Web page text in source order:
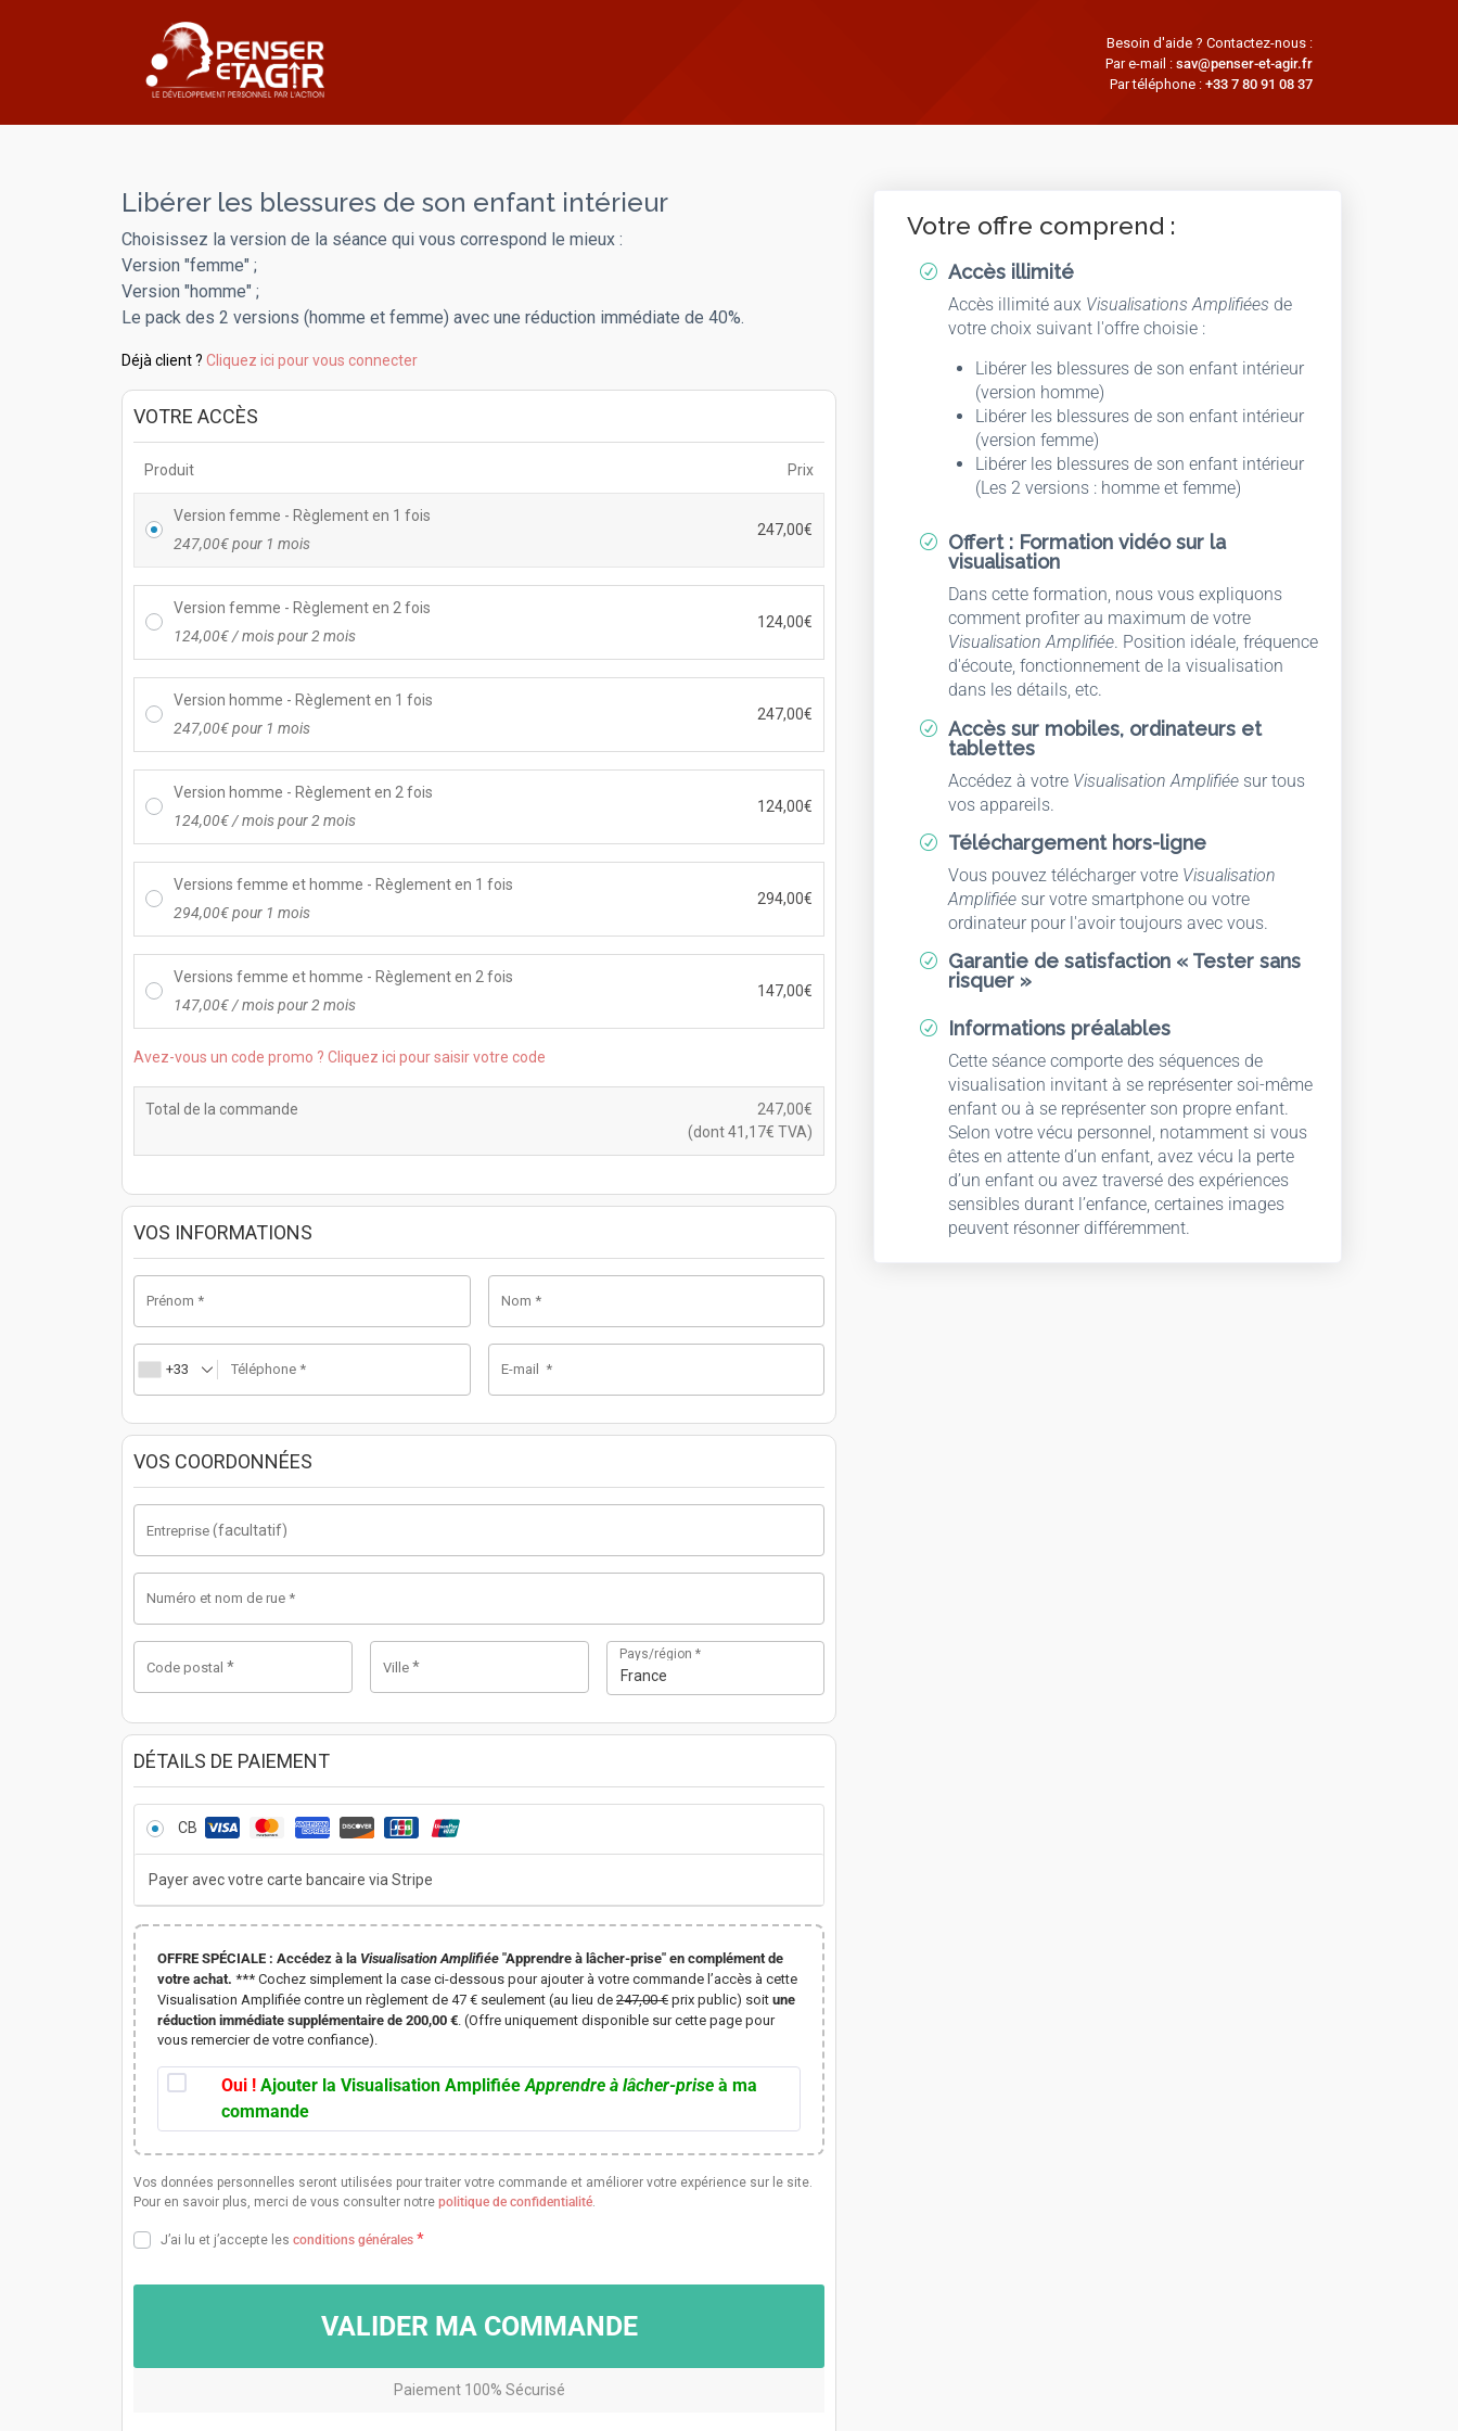
Besoin d'aide ? Contactez-nous :
Par e-mail : sav@penser-et-agir.fr
Par téléphone : +33 7 80 91 08 37
Libérer les blessures de son enfant intérieur
Choisissez la version de la séance qui vous correspond le mieux :
Version "femme" ;
Version "homme" ;
Le pack des 2 versions (homme et femme) avec une réduction immédiate de 40%.
Déjà client ? Cliquez ici pour vous connecter
VOTRE ACCÈS
Produit Prix
Version femme - Règlement en 1 fois
247,00€pour 1 mois
247,00€
Version femme - Règlement en 2 fois
124,00€/ mois pour 2 mois
124,00€
Version homme - Règlement en 1 fois
247,00€pour 1 mois
247,00€
Version homme - Règlement en 2 fois
124,00€/ mois pour 2 mois
124,00€
Versions femme et homme - Règlement en 1 fois
294,00€pour 1 mois
294,00€
Versions femme et homme - Règlement en 2 fois
147,00€/ mois pour 2 mois
147,00€
Avez-vous un code promo ? Cliquez ici pour saisir votre code
Total de la commande 247,00€
(dont41,17€ TVA)
VOS INFORMATIONS
Prénom * Nom *
Téléphone *
+33 E-mail *
VOS COORDONNÉES
Entreprise (facultatif)
Numéro et nom de rue *
Code postal * Ville *
Pays/région *
France
DÉTAILS DE PAIEMENT
CB
Payer avec votre carte bancaire via Stripe
OFFRE SPÉCIALE : Accédez à la Visualisation Amplifiée "Apprendre à lâcher-prise" en complément de
votre achat. *** Cochez simplement la case ci-dessous pour ajouter à votre commande l’accès à cette
Visualisation Amplifiée contre un règlement de 47 € seulement (au lieu de 247,00 € prix public) soit une
réduction immédiate supplémentaire de 200,00 €. (Offre uniquement disponible sur cette page pour
vous remercier de votre confiance).
Oui ! Ajouter la Visualisation AmplifiéeApprendre à lâcher-prise à ma
commande
Vos données personnelles seront utilisées pour traiter votre commande et améliorer votre expérience sur le site.
Pour en savoir plus, merci de vous consulter notre politique de confidentialité.
J’ai lu et j’accepte les conditions générales *
VALIDER MA COMMANDE
Paiement 100% Sécurisé
Votre offre comprend :
R Accès illimité
Accès illimité aux Visualisations Amplifiées de
votre choix suivant l'offre choisie :
Libérer les blessures de son enfant intérieur
(version homme)
Libérer les blessures de son enfant intérieur
(version femme)
Libérer les blessures de son enfant intérieur
(Les 2 versions : homme et femme)
R
Offert : Formation vidéo sur la
visualisation
Dans cette formation, nous vous expliquons
comment profiter au maximum de votre
Visualisation Amplifiée. Position idéale, fréquence
d'écoute, fonctionnement de la visualisation
dans les détails, etc.
R
Accès sur mobiles, ordinateurs et
tablettes
Accédez à votre Visualisation Amplifiéesur tous
vos appareils.
R Téléchargement hors-ligne
Vous pouvez télécharger votre Visualisation
Amplifiéesur votre smartphone ou votre
ordinateur pour l'avoir toujours avec vous.
R
Garantie de satisfaction « Tester sans
risquer »
R Informations préalables
Cette séance comporte des séquences de
visualisation invitant à se représenter soi-même
enfant ou à se représenter son propre enfant.
Selon votre vécu personnel, notamment si vous
êtes en attente d’un enfant, avez vécu la perte
d’un enfant ou avez traversé des expériences
sensibles durant l’enfance, certaines images
peuvent résonner différemment.